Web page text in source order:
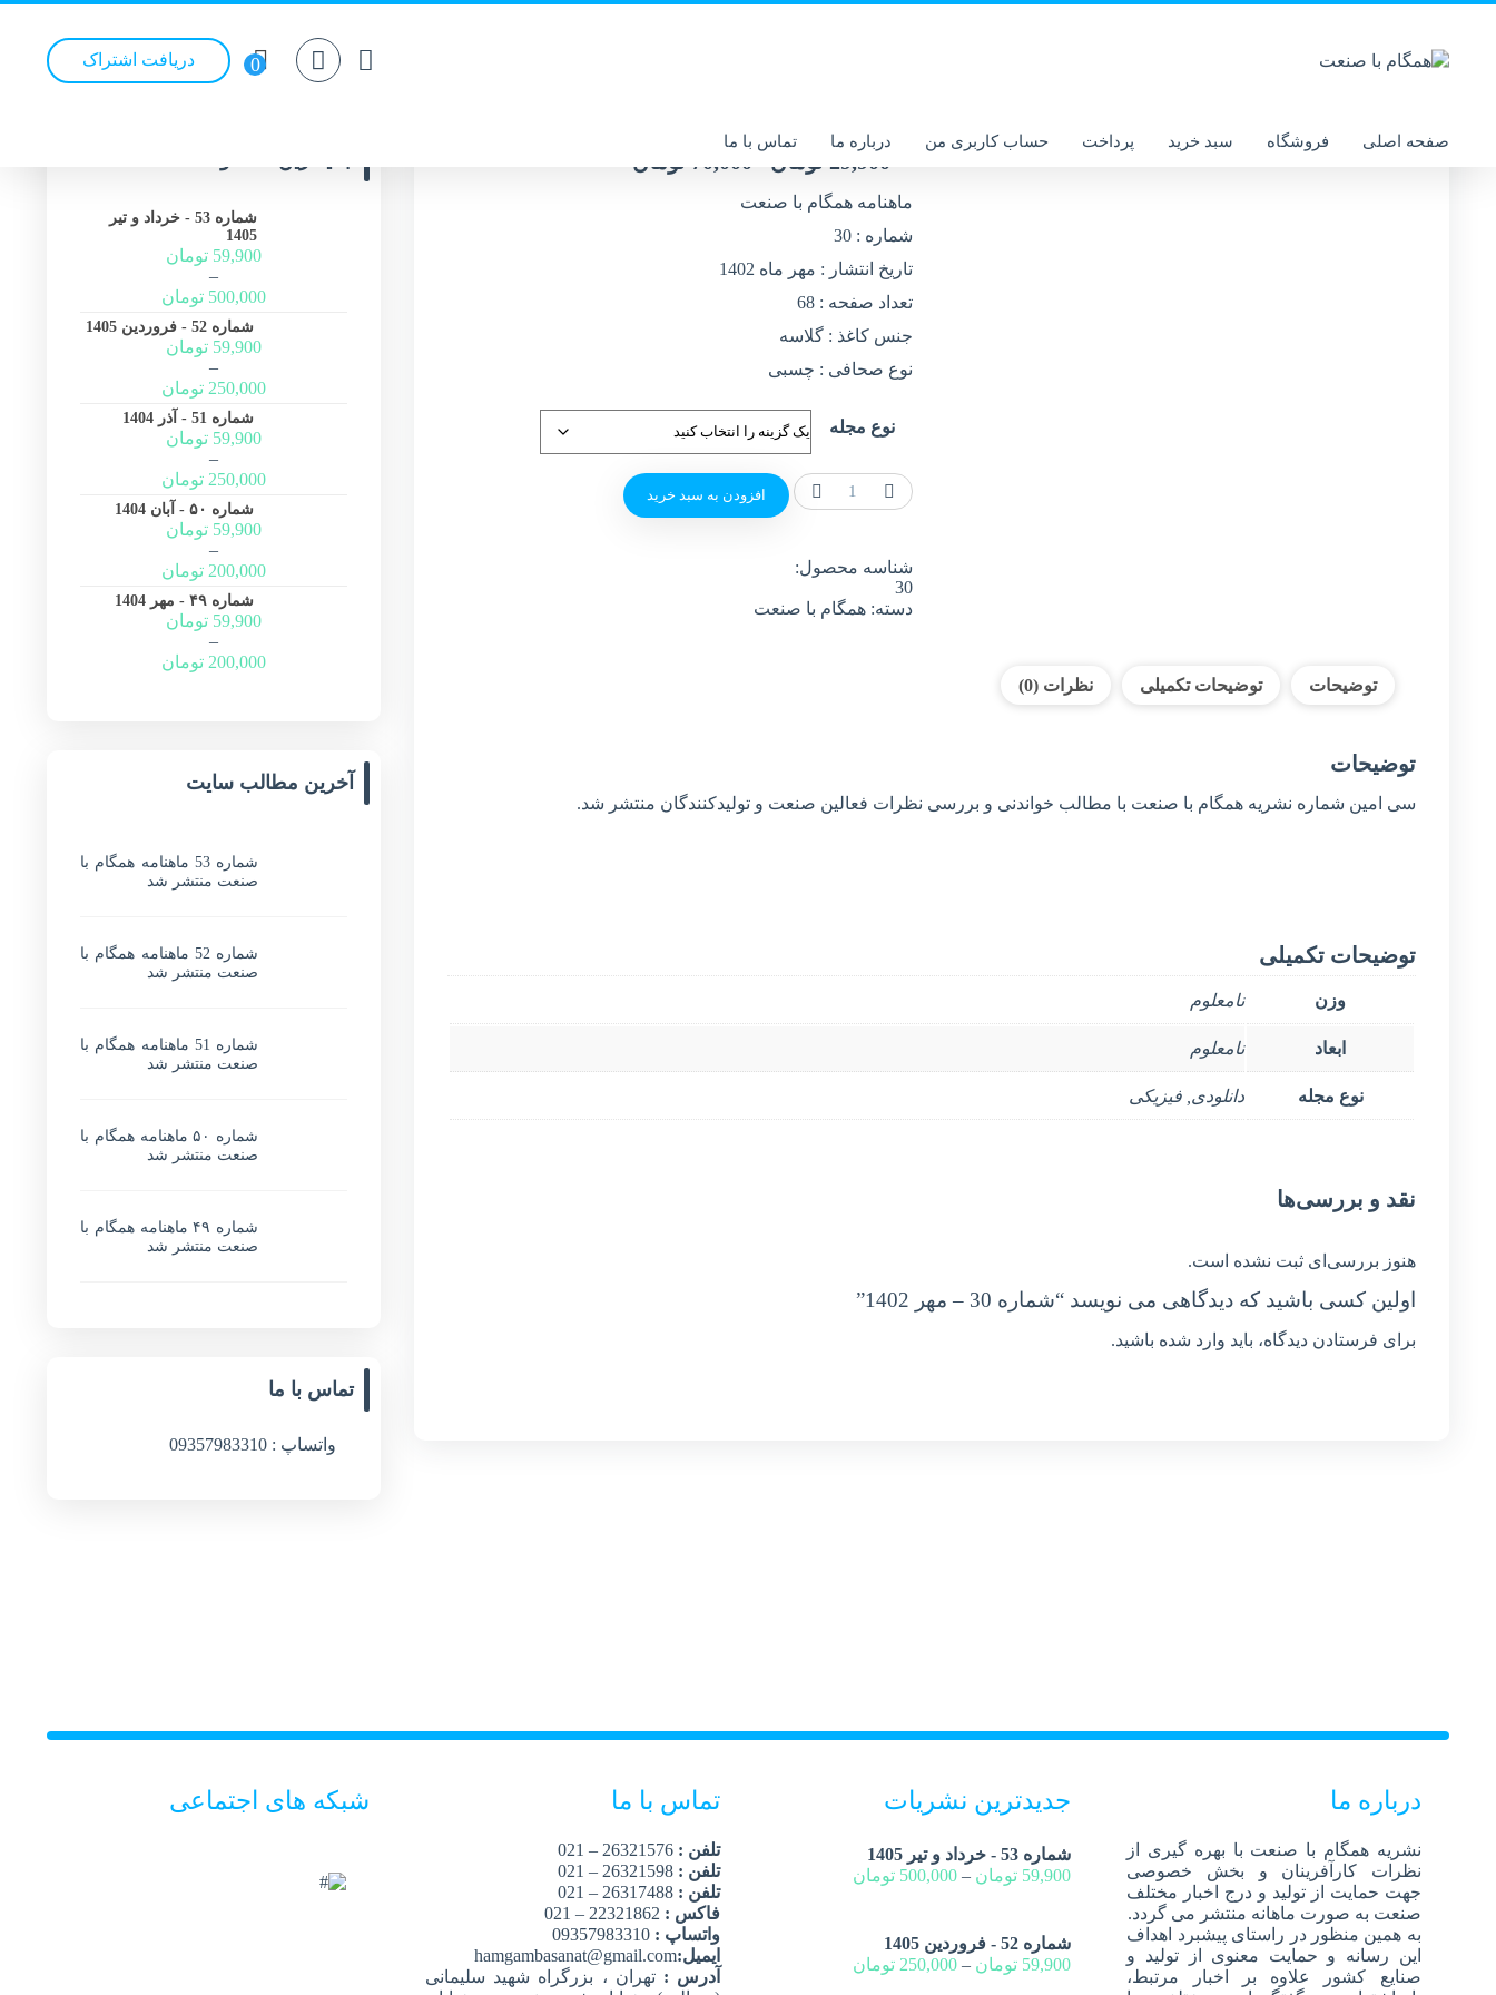
دریافت اشتراک
صفحه اصلی فروشگاه سبد خرید پرداخت حساب کاربری من درباره ما تماس با ما
29,900 تومان 70,000 تومان
ماهنامه همگام با صنعت
شماره : 30
تاریخ انتشار : مهر ماه 1402
تعداد صفحه : 68
جنس کاغذ : گلاسه
نوع صحافی : چسبی
نوع مجله
افزودن به سبد خرید
شناسه محصول:
30
دسته:همگام با صنعت
توضیحات توضیحات تکمیلی نظرات (0)
توضیحات
سی امین شماره نشریه همگام با صنعت با مطالب خواندنی و بررسی نظرات فعالین صنعت و تولیدکنندگان منتشر شد.
توضیحات تکمیلی
وزن نامعلوم
ابعاد نامعلوم
نوع مجله دانلودی, فیزیکی
نقد و بررسی‌ها
هنوز بررسی‌ای ثبت نشده است.
اولین کسی باشید که دیدگاهی می نویسد “شماره 30 – مهر 1402”
برای فرستادن دیدگاه، باید وارد شده باشید.
شماره 53 - خرداد و تیر
1405
59,900 تومان
–
500,000 تومان
شماره 52 - فروردین 1405
59,900 تومان
–
250,000 تومان
شماره 51 - آذر 1404
59,900 تومان
–
250,000 تومان
شماره ۵۰ - آبان 1404
59,900 تومان
–
200,000 تومان
شماره ۴۹ - مهر 1404
59,900 تومان
–
200,000 تومان
آخرین مطالب سایت
شماره 53 ماهنامه همگام با
صنعت منتشر شد
شماره 52 ماهنامه همگام با
صنعت منتشر شد
شماره 51 ماهنامه همگام با
صنعت منتشر شد
شماره ۵۰ ماهنامه همگام با
صنعت منتشر شد
شماره ۴۹ ماهنامه همگام با
صنعت منتشر شد
تماس با ما
واتساپ : 09357983310
درباره ما
نشریه همگام با صنعت با بهره گیری از
نظرات کارآفرینان و بخش خصوصی
جهت حمایت از تولید و درج اخبار مختلف
صنعت به صورت ماهانه منتشر می گردد.
به همین منظور در راستای پیشبرد اهداف
این رسانه و حمایت معنوی از تولید و
صنایع کشور علاوه بر اخبار مرتبط،
جدیدترین نشریات
شماره 53 - خرداد و تیر 1405
59,900 تومان –
500,000 تومان
شماره 52 - فروردین 1405
59,900 تومان –
250,000 تومان
تماس با ما
تلفن :26321576 – 021
تلفن :26321598 – 021
تلفن :26317488 – 021
فاکس :
واتساپ : 09357983310
ایمیل:hamgambasanat@gmail.com
آدرس :تهران ، بزرگراه شهید سلیمانی
شبکه های اجتماعی